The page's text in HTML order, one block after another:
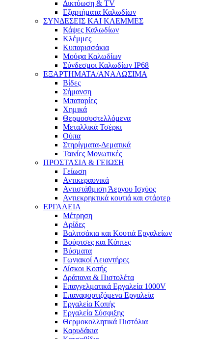
Δικτύωση & TV
Εξαρτήματα Καλωδίων
ΣΥΝΔΕΣΕΙΣ ΚΑΙ ΚΛΕΜΜΕΣ
Κάψες Καλωδίων
Κλέμμες
Κυπαρισσάκια
Μούφα Καλωδίων
Σύνδεσμοι Καλωδίων IP68
ΕΞΑΡΤΗΜΑΤΑ/ΑΝΑΛΩΣΙΜΑ
Βίδες
Σήμανση
Μπαταρίες
Χημικά
Θερμοσυστελλόμενα
Μεταλλικά Τσέρκι
Ούπα
Στηρίγματα-Δεματικά
Ταινίες Μονωτικές
ΠΡΟΣΤΑΣΙΑ & ΓΕΙΩΣΗ
Γείωση
Αντικεραυνικά
Αντιστάθμιση Άεργου Ισχύος
Αντιεκρηκτικά κουτιά και στάρτερ
ΕΡΓΑΛΕΙΑ
Μέτρηση
Αρίδες
Βαλιτσάκια και Κουτιά Εργαλείων
Βούρτσες και Κόπτες
Βύσματα
Γωνιακοί Λειαντήρες
Δίσκοι Κοπής
Δράπανα & Πιστολέτα
Επαγγελματικά Εργαλεία 1000V
Επαναφορτιζόμενα Εργαλεία
Εργαλεία Κοπής
Εργαλεία Σύσφιξης
Θερμοκολλητικά Πιστόλια
Καρυδάκια